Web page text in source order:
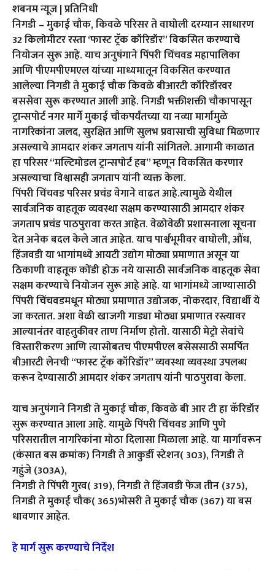
शबनम न्यूज | प्रतिनिधी
निगडी – मुकाई चौक, किवळे परिसर ते वाघोली दरम्यान साधारण
32 किलोमीटर रस्ता ‘फास्ट ट्रॅक कॉरिडॉर” विकसित करण्याचे
नियोजन सुरू आहे. याच अनुषंगाने पिंपरी चिंचवड महापालिका
आणि पीएमपीएमएल यांच्या माध्यमातून विकसित करण्यात
आलेल्या निगडी ते मुकाई चौक किवळे बीआरटी कॉरिडॉरवर
बससेवा सुरू करण्यात आली आहे. निगडी भक्तीशक्ती चौकापासून
ट्रान्सपोर्ट नगर मार्गे मुकाई चौकपर्यंतच्या या नव्या मार्गामुळे
नागरिकांना जलद, सुरक्षित आणि सुलभ प्रवासाची सुविधा मिळणार
असल्याचे आमदार शंकर जगताप यांनी सांगितले. आगामी काळात
हा परिसर “मल्टिमोडल ट्रान्सपोर्ट हब” म्हणून विकसित करणार
असल्याचा विश्वासही जगताप यांनी व्यक्त केला.
पिंपरी चिंचवड परिसर प्रचंड वेगाने वाढत आहे.त्यामुळे येथील
सार्वजनिक वाहतूक व्यवस्था सक्षम करण्यासाठी आमदार शंकर
जगताप प्रचंड पाठपुरावा करत आहेत. वेळोवेळी प्रशासनाला सूचना
देत अनेक बदल केले जात आहेत. याच पार्श्वभूमीवर वाघोली, औंध,
हिंजवडी या भागांमध्ये आयटी उद्योग मोठ्या प्रमाणात असून या
ठिकाणी वाहतूक कोंडी होऊ नये यासाठी सार्वजनिक वाहतूक सेवा
सक्षम करण्याचे नियोजन सुरू आहे आहे. या भागांमध्ये जाण्यासाठी
पिंपरी चिंचवडमधून मोठ्या प्रमाणात उद्योजक, नोकरदार, विद्यार्थी ये
जा करतात. अशा वेळी खाजगी गाड्या मोठ्या प्रमाणात रस्त्यावर
आल्यानंतर वाहतुकीवर ताण निर्माण होतो. यासाठी मेट्रो सेवांचे
विस्तारीकरण आणि त्यासोबतच पीएमपीएल बसेससाठी समर्पित
बीआरटी लेनची “फास्ट ट्रॅक कॉरिडॉर” व्यवस्था व्यवस्था उपलब्ध
करून देण्यासाठी आमदार शंकर जगताप यांनी पाठपुरावा केला.
याच अनुषंगाने निगडी ते मुकाई चौक, किवळे बी आर टी हा कॅरिडॉर
सुरू करण्यात आला आहे. यामुळे पिंपरी चिंचवड आणि पुणे
परिसरातील नागरिकांना मोठा दिलासा मिळाला आहे. या मार्गावरून
(कंसात बस क्रमांक) निगडी ते आकुर्डी स्टेशन( 303), निगडी ते
गहुंजे (303A),
निगडी ते पिंपरी गुरव( 319), निगडी ते हिंजवडी फेज तीन (375),
निगडी ते मुकाई चौक( 365)भोसरी ते मुकाई चौक (367) या बस
धावणार आहेत.
हे मार्ग सुरू करण्याचे निर्देश